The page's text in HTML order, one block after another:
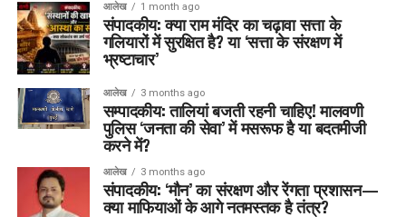
आलेख 1 month ago
संपादकीय: क्या राम मंदिर का चढ़ावा सत्ता के
गलियारों में सुरक्षित है? या ‘सत्ता के संरक्षण में
भ्रष्टाचार’
आलेख 3 months ago
सम्पादकीय: तालियां बजती रहनी चाहिए! मालवणी
पुलिस ‘जनता की सेवा’ में मसरूफ है या बदतमीजी
करने में?
आलेख 3 months ago
संपादकीय: ‘मौन’ का संरक्षण और रेंगता प्रशासन—
क्या माफियाओं के आगे नतमस्तक है तंत्र?